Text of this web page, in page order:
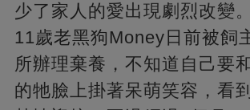
少了家人的愛出現劇烈改變
11歲老黑狗Money日前被飼
所辦理棄養，不知道自己要
的牠臉上掛著呆萌笑容，看